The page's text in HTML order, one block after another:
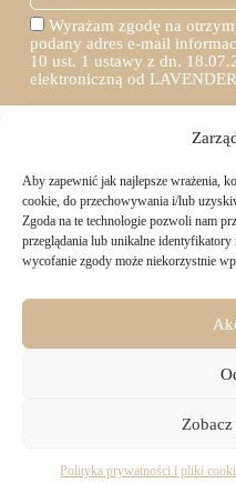
Aby zapewnić jak najlepsze wrażenia,
cookie, do przechowywania i/lub
Zgoda na te technologie pozwoli nam
przeglądania lub unikalne
wycofanie zgody może niekorzystnie
Polityka prywatności i pliki
Wyrażam zgodę na
podany adres e-mail
10 ust. 1 ustawy z dn.
elektroniczną od
TWOJE
Logowanie
Jak złożyć
Formy
14 dni na
Materiały
biuro@majru.com
Pracujemy od 9:00 do 16:00
Copyright ©